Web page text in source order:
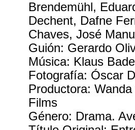
Brendemühl,
Dechent, Dafne
Chaves, José
Guión: Gerardo
Música: Klaus
Fotografía: Óscar
Productora:
Films
Género: Drama.